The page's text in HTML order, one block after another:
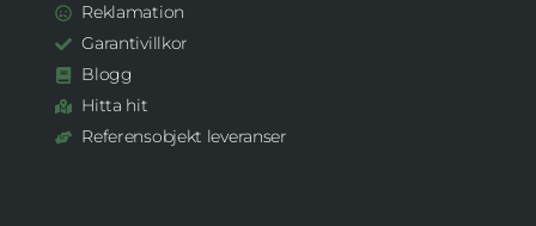
Reklamation
Garantivillkor
Blogg
Hitta hit
Referensobjekt leveranser